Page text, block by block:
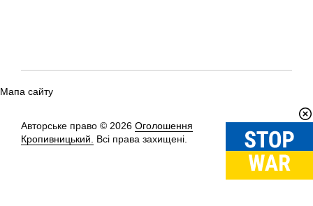
Мапа сайту
Авторське право © 2026 Оголошення
Кропивницький.
Всі права захищені.
Вгору↑